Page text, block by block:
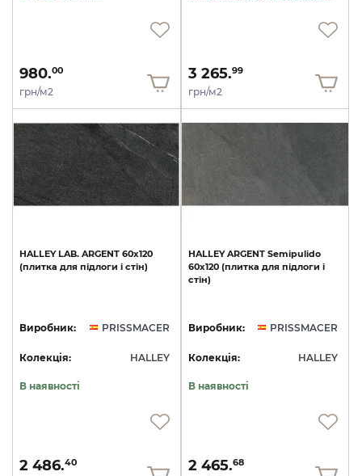
980.00
грн/м2
3 265.99
грн/м2
HALLEY LAB. ARGENT 60x120
(плитка для підлоги і стін)
Виробник: PRISSMACER
Колекція: HALLEY
В наявності
2 486.40
HALLEY ARGENT Semipulido
60x120 (плитка для підлоги і
стін)
Виробник: PRISSMACER
Колекція: HALLEY
В наявності
2 465.68